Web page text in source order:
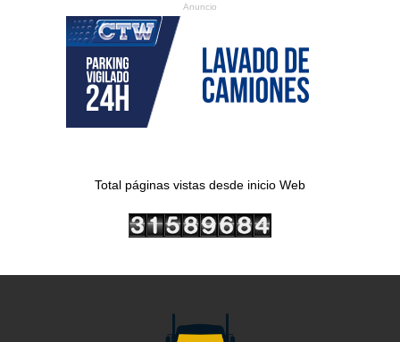
Anuncio
Total páginas vistas desde inicio Web